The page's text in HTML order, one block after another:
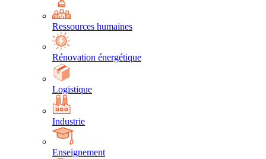
Ressources humaines
Rénovation énergétique
Logistique
Industrie
Enseignement